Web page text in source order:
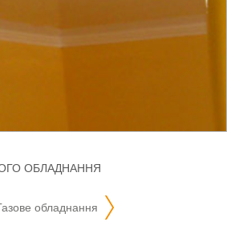
ОБЛАДНАННЯ
газове обладнання